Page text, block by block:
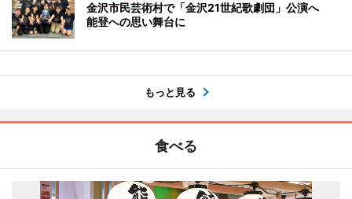
金沢市民芸術村で「金沢21世紀歌劇団」公演へ
能登への思い舞台に
もっと見る
食べる